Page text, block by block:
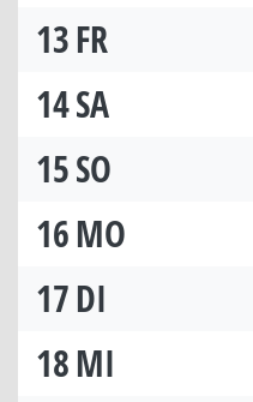
13FR
14SA
15SO
16MO
17DI
18MI